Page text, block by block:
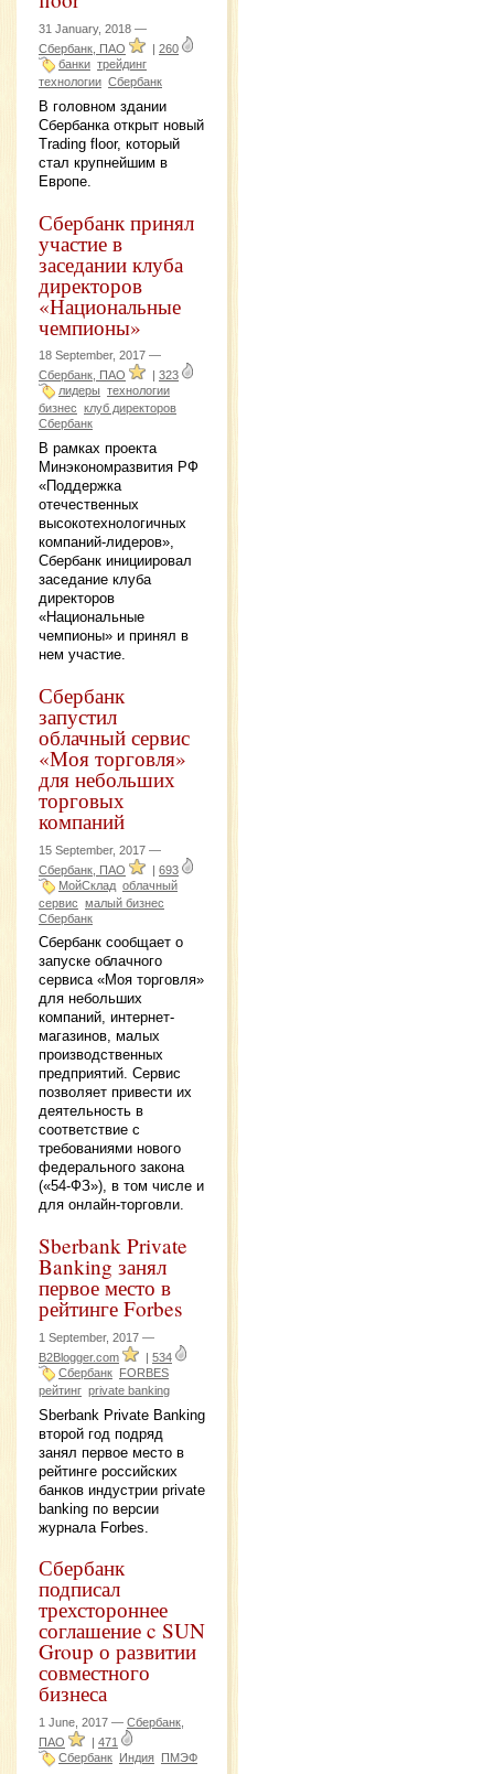
31 January, 2018 —
Сбербанк, ПАО
260
банки трейдинг
технологии Сбербанк
В головном здании
Сбербанка открыт новый
Trading floor, который
стал крупнейшим в
Европе.
Сбербанк принял
участие в
заседании клуба
директоров
«Национальные
чемпионы»
18 September, 2017 —
Сбербанк, ПАО
323
лидеры технологии
бизнес клуб директоров
Сбербанк
В рамках проекта
Минэкономразвития РФ
«Поддержка
отечественных
высокотехнологичных
компаний-лидеров»,
Сбербанк инициировал
заседание клуба
директоров
«Национальные
чемпионы» и принял в
нем участие.
Сбербанк
запустил
облачный сервис
«Моя торговля»
для небольших
торговых
компаний
15 September, 2017 —
Сбербанк, ПАО
| 693
МойСклад облачный
сервис малый бизнес
Сбербанк
Сбербанк сообщает о
запуске облачного
сервиса «Моя торговля»
для небольших
компаний, интернет-
магазинов, малых
производственных
предприятий. Сервис
позволяет привести их
деятельность в
соответствие с
требованиями нового
федерального закона
(«54-ФЗ»), в том числе и
для онлайн-торговли.
Sberbank Private
Banking занял
первое место в
рейтинге Forbes
1 September, 2017 —
B2Blogger.com
| 534
Сбербанк FORBES
рейтинг private banking
Sberbank Private Banking
второй год подряд
занял первое место в
рейтинге российских
банков индустрии private
banking по версии
журнала Forbes.
Сбербанк
подписал
трехстороннее
соглашение c SUN
Group о развитии
совместного
бизнеса
1 June, 2017 — Сбербанк,
ПАО
471
Сбербанк
Индия ПМЭФ